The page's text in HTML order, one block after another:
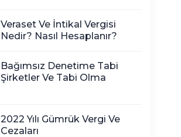
Veraset Ve İntikal Vergisi
Nedir? Nasıl Hesaplanır?
Bağımsız Denetime Tabi
Şirketler Ve Tabi Olma
2022 Yılı Gümrük Vergi Ve
Cezaları